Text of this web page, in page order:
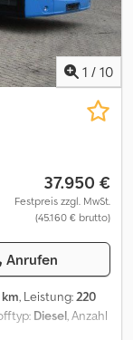
1 / 10
37.950 €
Festpreis zzgl. MwSt.
(45.160 € brutto)
Anrufen
, Leistung:220
Diesel, Anzahl